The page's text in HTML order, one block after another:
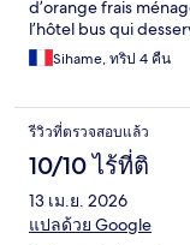
d’orange frais
l’hôtel bus qui
Sihame, ทริป 4 คืน
รีวิวที่ตรวจสอบแล้ว
10/10 ไร้ที่ติ
13 เม.ย. 2026
แปลด้วย Google